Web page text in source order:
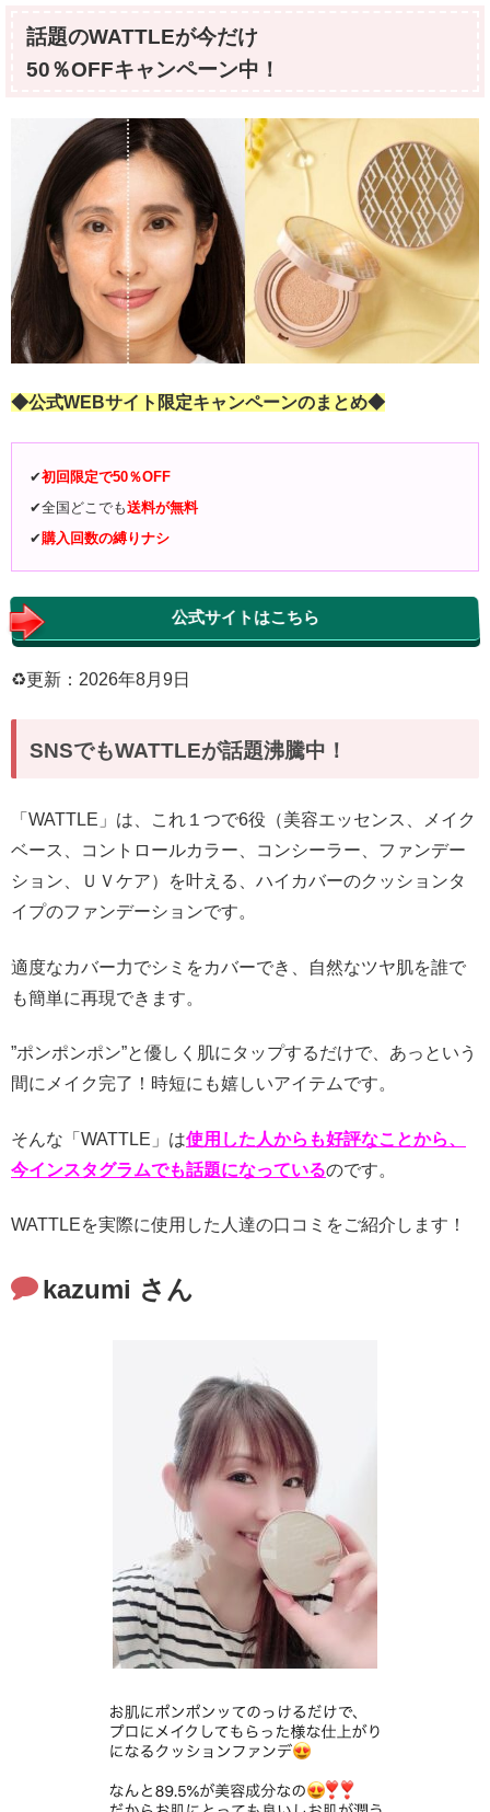
話題のWATTLEが今だけ
50％OFFキャンペーン中！
◆公式WEBサイト限定キャンペーンのまとめ◆
✔︎初回限定で50％OFF
✔︎全国どこでも送料が無料
✔︎購入回数の縛りナシ
公式サイトはこちら
♻︎更新：2026年8月9日
SNSでもWATTLEが話題沸騰中！
「WATTLE」は、これ１つで6役（美容エッセンス、メイク
ベース、コントロールカラー、コンシーラー、ファンデー
ション、ＵＶケア）を叶える、ハイカバーのクッションタ
イプのファンデーションです。
適度なカバー力でシミをカバーでき、自然なツヤ肌を誰で
も簡単に再現できます。
”ポンポンポン”と優しく肌にタップするだけで、あっという
間にメイク完了！時短にも嬉しいアイテムです。
そんな「WATTLE」は使用した人からも好評なことから、
今インスタグラムでも話題になっているのです。
WATTLEを実際に使用した人達の口コミをご紹介します！
kazumi さん